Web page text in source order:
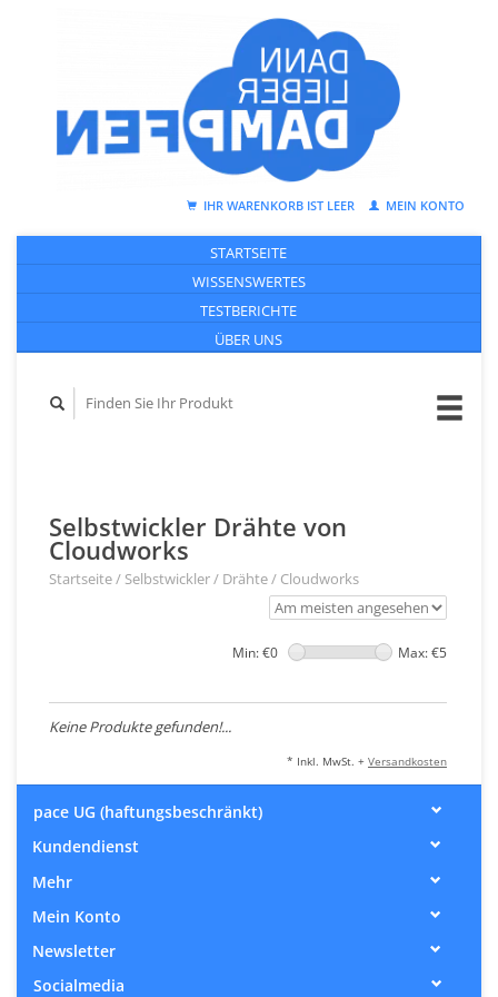
IHR WARENKORB IST LEER MEIN KONTO
STARTSEITE
WISSENSWERTES
TESTBERICHTE
ÜBER UNS
Selbstwickler Drähte von
Cloudworks
Startseite/ Selbstwickler/ Drähte/ Cloudworks
Min: €0 Max: €5
Keine Produkte gefunden!...
* Inkl. MwSt. + Versandkosten
pace UG (haftungsbeschränkt)
Kundendienst
Mehr
Mein Konto
Newsletter
Socialmedia